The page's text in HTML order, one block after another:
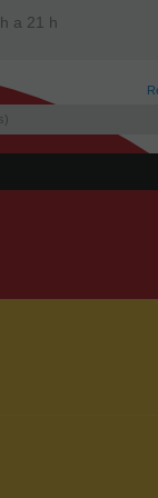
a 21 h
destaca per
ferro i proteïnes.
foc baix 45min-1h o